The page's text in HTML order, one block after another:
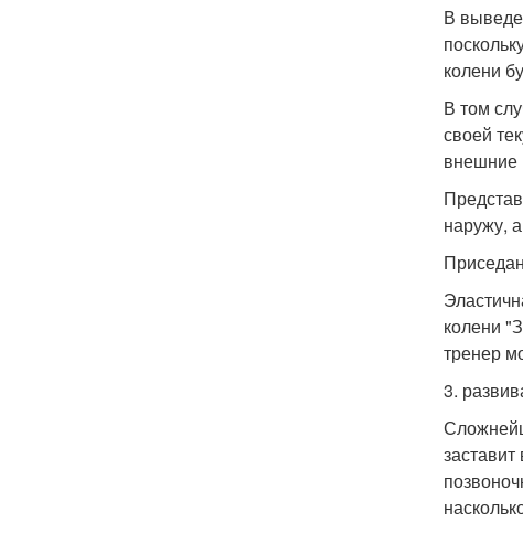
В
колени
В том
своей
наружу,
колени
тренер
3.